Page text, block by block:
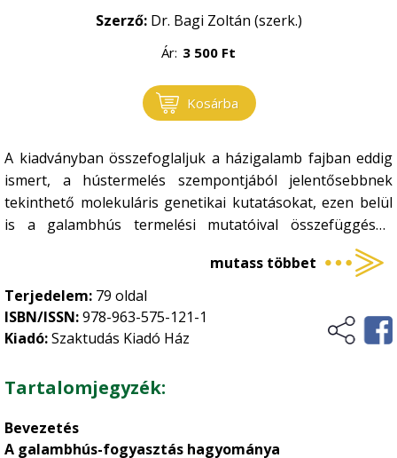
Szőlészet - Borászat
Szerző:Dr. Bagi Zoltán (szerk.)
Ár: 3 500 Ft
Kosárba
A kiadványban összefoglaljuk a házigalamb fajban eddig
ismert, a hústermelés szempontjából jelentősebbnek
tekinthető molekuláris genetikai kutatásokat, ezen belül
is a galambhús termelési mutatóival összefüggésbe
hozható génpolimorfizmusokra vonatkozó eddigi
eredményeket. Bemutatjuk a pecsenyegalamb
előállításban korábban szerepet játszó, illetve elsősorban
keresztezési partnerként a jövőben is alkalmazható
galambfajtákat is, illetve azokat a korszerű hibrideket,
területe szintén kulcskérdés, mert közvetlen és jelentős
hatást gyakorol a termékelőállítás gazdaságosságára és a
termékminőségre is, eredményei feltétlenül alkalmazni
szükséges a magyar húsgalamb ágazatnak is, ha
mutass többet
Terjedelem: 79 oldal
ISBN/ISSN:978-963-575-121-1
Kiadó:Szaktudás Kiadó Ház
Tartalomjegyzék:
Bevezetés
A galambhús-fogyasztás hagyománya